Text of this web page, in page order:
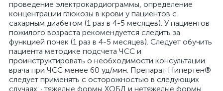
проведение электрокардиограммы, определение
концентрации глюкозы в крови у пациентов с
сахарным диабетом (1 раз в 4-5 месяцев). У пациентов
пожилого возраста рекомендуется следить за
функцией почек (1 раз в 4-5 месяцев). Следует обучить
пациента методике подсчета ЧСС и
проинструктировать о необходимости консультации
врача при ЧСС менее 60 уд/мин. Препарат Нипертен®
следует применять с осторожностью в следующих
случаях: · тяжелые формы ХОБЛ и нетяжелые формы